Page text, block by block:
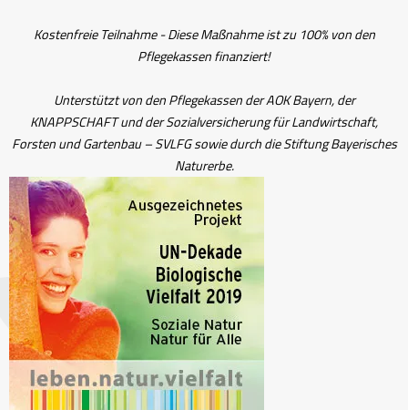
Kostenfreie Teilnahme - Diese Maßnahme ist zu 100% von den
Pflegekassen finanziert!
Unterstützt von den Pflegekassen der AOK Bayern, der
KNAPPSCHAFT und der Sozialversicherung für Landwirtschaft,
Forsten und Gartenbau – SVLFG sowie durch die Stiftung Bayerisches
Naturerbe.